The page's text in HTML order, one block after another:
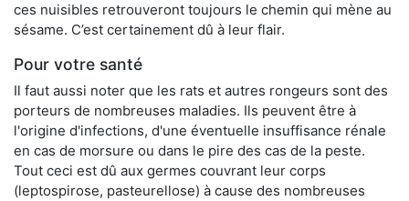
ces nuisibles retrouveront toujours le chemin qui mène au
sésame. C’est certainement dû à leur flair.
Pour votre santé
Il faut aussi noter que les rats et autres rongeurs sont des
porteurs de nombreuses maladies. Ils peuvent être à
l'origine d'infections, d'une éventuelle insuffisance rénale
en cas de morsure ou dans le pire des cas de la peste.
Tout ceci est dû aux germes couvrant leur corps
(leptospirose, pasteurellose) à cause des nombreuses